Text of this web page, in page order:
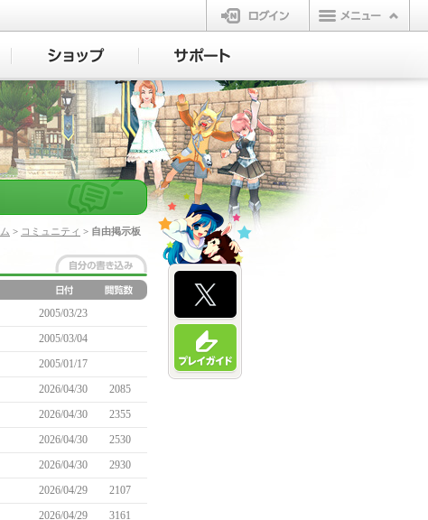
ログイン
> コミュニティ > 自由掲示板
2005/03/23
2005/03/04
2005/01/17
2026/04/30
2085
2026/04/30
2355
2026/04/30
2530
2026/04/30
2930
2026/04/29
2107
2026/04/29
3161